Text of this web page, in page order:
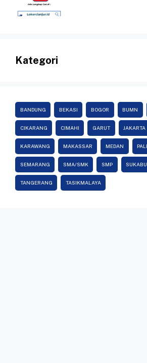
Kategori
BANDUNG BEKASI BOGOR BUMN
CIKARANG CIMAHI GARUT JAKARTA
KARAWANG MAKASSAR MEDAN
SEMARANG SMA/SMK SMP
TANGERANG TASIKMALAYA